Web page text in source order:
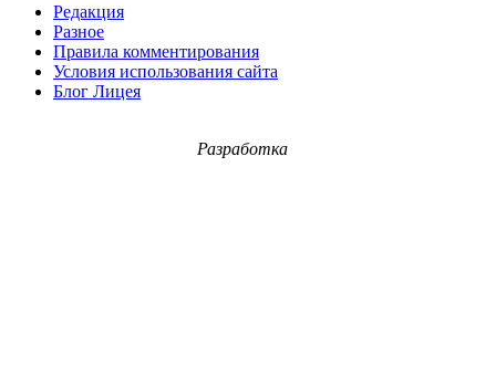
Редакция
Разное
Правила комментирования
Условия использования сайта
Блог Лицея
Разработка